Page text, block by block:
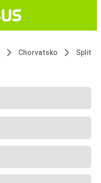
Chorvatsko Split